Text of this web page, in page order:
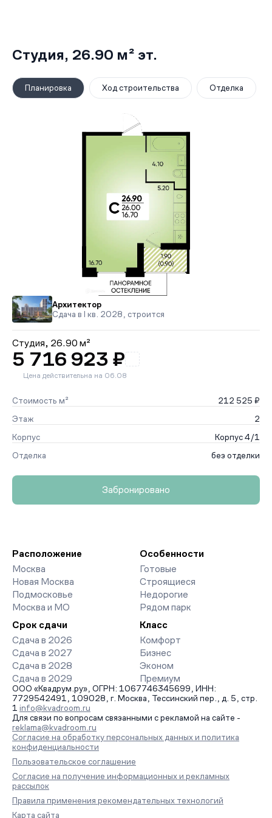
Студия, 26.90 м² эт.
Планировка Ход строительства Отделка
Архитектор
Сдача в I кв. 2028, строится
Студия, 26.90 м²
5 716 923 ₽
Цена действительна на 06.08
Стоимость м²
212 525 ₽
Этаж
2
Корпус
Корпус 4/1
Отделка
без отделки
Забронировано
Расположение
Москва
Новая Москва
Подмосковье
Москва и МО
Особенности
Готовые
Строящиеся
Недорогие
Рядом парк
Срок сдачи
Сдача в 2026
Сдача в 2027
Сдача в 2028
Сдача в 2029
Класс
Комфорт
Бизнес
Эконом
Премиум
ООО «Квадрум.ру», ОГРН: 1067746345699, ИНН:
7729542491, 109028, г. Москва, Тессинский пер., д. 5, стр.
1 info@kvadroom.ru
Для связи по вопросам связанными с рекламой на сайте -
reklama@kvadroom.ru
Согласие на обработку персональных данных и политика
конфиденциальности
Пользовательское соглашение
Согласие на получение информационных и рекламных
рассылок
Правила применения рекомендательных технологий
Карта сайта